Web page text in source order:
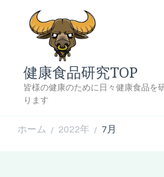
健康食品研究TOP
皆様の健康のために日々健康食品を
ります
ホーム / 2022年 / 7月